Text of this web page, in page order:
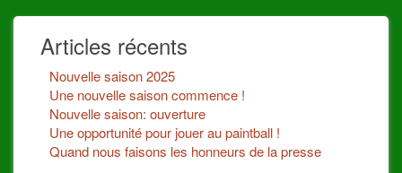
Articles récents
Nouvelle saison 2025
Une nouvelle saison commence !
Nouvelle saison: ouverture
Une opportunité pour jouer au paintball !
Quand nous faisons les honneurs de la presse